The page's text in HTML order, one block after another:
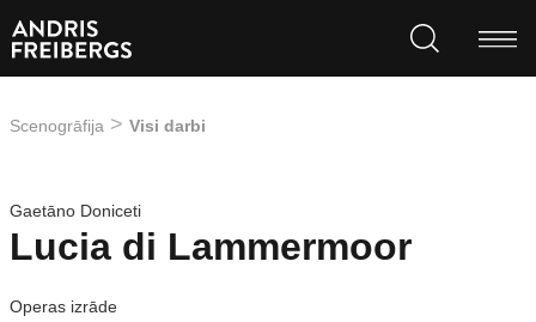
Scenogrāfija Visi darbi
Gaetāno Doniceti
Lucia di Lammermoor
Operas izrāde